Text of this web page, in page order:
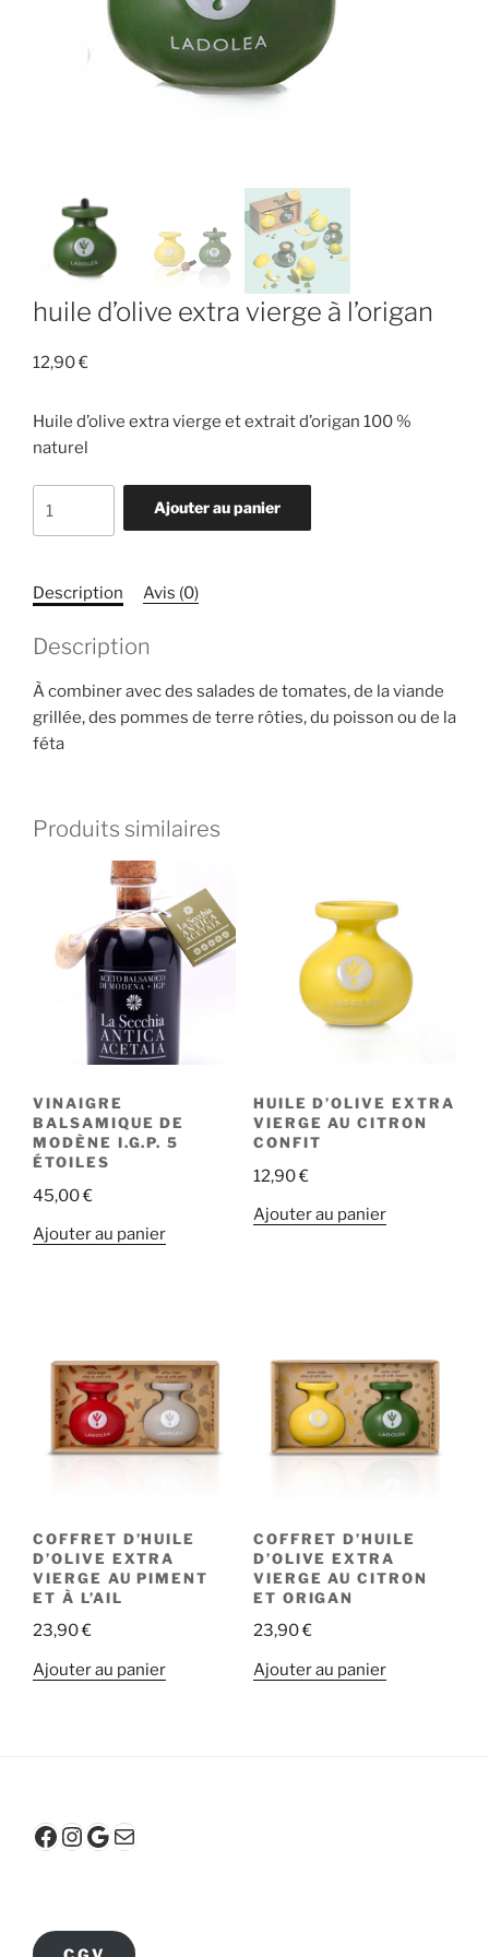
huile d’olive extra vierge à l’origan
12,90€
Huile d’olive extra vierge et extrait d’origan 100 %
naturel
de
extra
à
l'origan
Ajouter au panier
Description Avis (0)
Description
À combiner avec des salades de tomates, de la viande
grillée, des pommes de terre rôties, du poisson ou de la
féta
Produits similaires
VINAIGRE
BALSAMIQUE DE
MODÈNE I.G.P. 5
ÉTOILES
45,00€
Ajouter au panier
HUILE D’OLIVE EXTRA
VIERGE AU CITRON
CONFIT
12,90€
Ajouter au panier
COFFRET D’HUILE
D’OLIVE EXTRA
VIERGE AU PIMENT
ET À L’AIL
23,90€
Ajouter au panier
COFFRET D’HUILE
D’OLIVE EXTRA
VIERGE AU CITRON
ET ORIGAN
23,90€
Ajouter au panier
Facebook
Instagram
Google
E-mail